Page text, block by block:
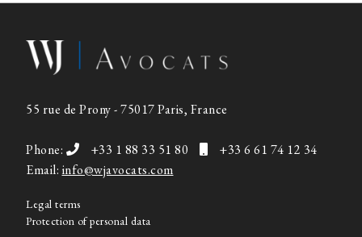
55 rue de Prony - 75017 Paris, France
Phone: +33 1 88 33 51 80
+33 6 61 74 12 34
Email: info@wjavocats.com
Legal terms
Protection of personal data